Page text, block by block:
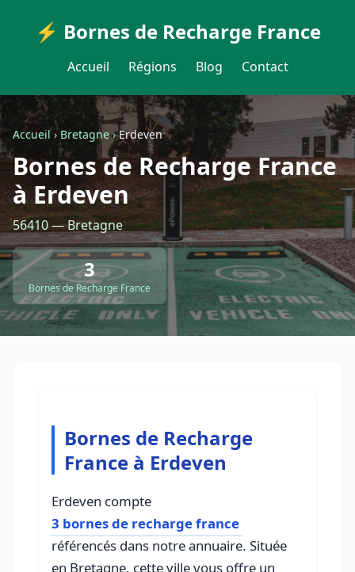
⚡ Bornes de Recharge France
Accueil Régions Blog Contact
Accueil›Bretagne›Erdeven
Bornes de Recharge France
à Erdeven
56410 — Bretagne
3
Bornes de Recharge France
Bornes de Recharge
France à Erdeven
Erdeven compte
3 bornes de recharge france
référencés dans notre annuaire. Située
en Bretagne, cette ville vous offre un